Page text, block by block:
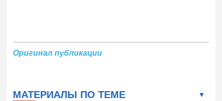
Оригинал публикации
МАТЕРИАЛЫ ПО ТЕМЕ